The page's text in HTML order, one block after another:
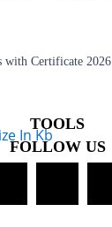
Certificate
TOOLS
In Kb
FOLLOW US